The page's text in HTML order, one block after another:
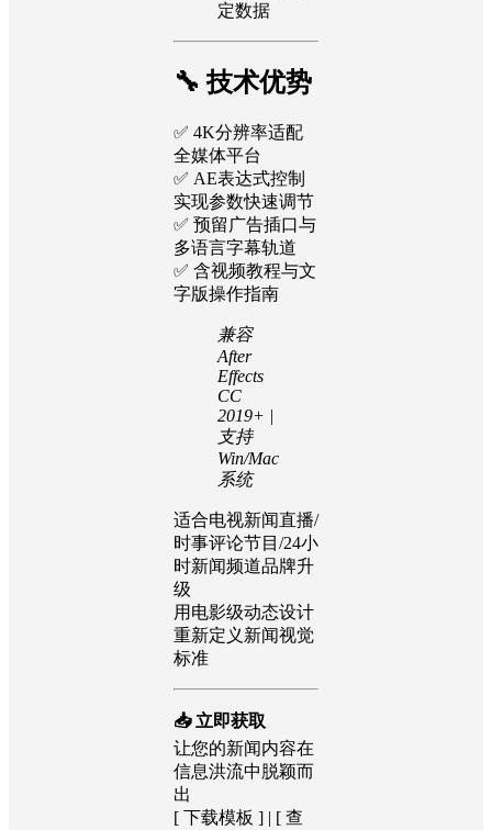
定数据
🔧 技术优势
✅ 4K分辨率适配
全媒体平台
✅ AE表达式控制
实现参数快速调节
✅ 预留广告插口与
多语言字幕轨道
✅ 含视频教程与文
字版操作指南
兼容
After
Effects
CC
2019+ |
支持
Win/Mac
系统
适合电视新闻直播/
时事评论节目/24小
时新闻频道品牌升
级
用电影级动态设计
重新定义新闻视觉
标准
📥 立即获取
让您的新闻内容在
信息洪流中脱颖而
出
[ 下载模板 ] | [ 查